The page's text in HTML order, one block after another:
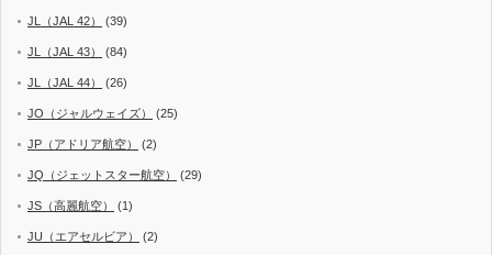
JL（JAL 42） (39)
JL（JAL 43） (84)
JL（JAL 44） (26)
JO（ジャルウェイズ） (25)
JP（アドリア航空） (2)
JQ（ジェットスター航空） (29)
JS（高麗航空） (1)
JU（エアセルビア） (2)